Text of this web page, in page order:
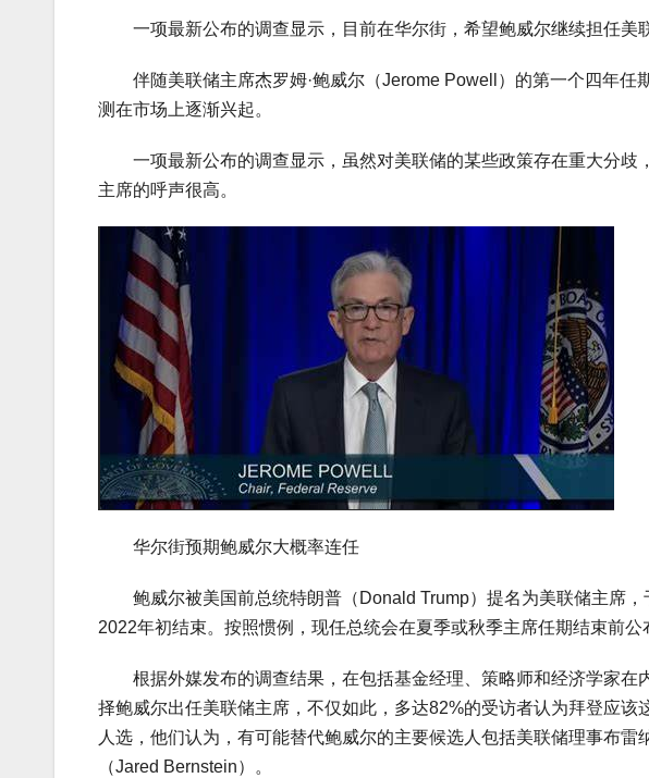
一项最新公布的调查显示，目前在华尔街，希望鲍威尔继续担任美
伴随美联储主席杰罗姆·鲍威尔（Jerome Powell）的第一个四年任
测在市场上逐渐兴起。
一项最新公布的调查显示，虽然对美联储的某些政策存在重大分歧
主席的呼声很高。
华尔街预期鲍威尔大概率连任
鲍威尔被美国前总统特朗普（Donald Trump）提名为美联储主席，
2022年初结束。按照惯例，现任总统会在夏季或秋季主席任期结束前公
根据外媒发布的调查结果，在包括基金经理、策略师和经济学家在
择鲍威尔出任美联储主席，不仅如此，多达82%的受访者认为拜登应
人选，他们认为，有可能替代鲍威尔的主要候选人包括美联储理事布
（Jared Bernstein）。